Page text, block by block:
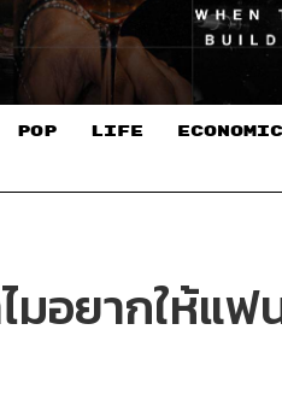
POP LIFE
ไมอยากให้แ